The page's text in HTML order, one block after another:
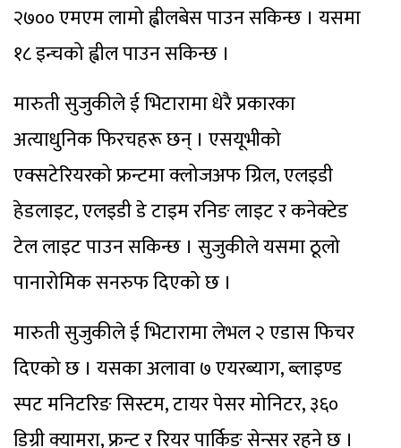
२७०० एमएम लामो ह्वीलबेस पाउन सकिन्छ । यसमा
१८ इन्चको ह्वील पाउन सकिन्छ ।
मारुती सुजुकीले ई भिटारामा धेरै प्रकारका
अत्याधुनिक फिरचहरू छन् । एसयूभीको
एक्सटेरियरको फ्रन्टमा क्लोजअफ ग्रिल, एलइडी
हेडलाइट, एलइडी डे टाइम रनिङ लाइट र कनेक्टेड
टेल लाइट पाउन सकिन्छ । सुजुकीले यसमा ठूलो
पानारोमिक सनरुफ दिएको छ ।
मारुती सुजुकीले ई भिटारामा लेभल २ एडास फिचर
दिएको छ । यसका अलावा ७ एयरब्याग, ब्लाइण्ड
स्पट मनिटरिङ सिस्टम, टायर पेसर मोनिटर, ३६०
डिग्री क्यामरा, फ्रन्ट र रियर पार्किङ सेन्सर रहने छ ।